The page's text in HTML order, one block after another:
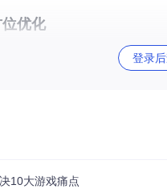
优化
核心模块解决上述问题，以下
模块）
模块）
窗口位置记
登录
10大游戏痛点